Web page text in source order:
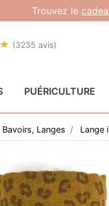
Trouvez le
(3235 avis)
PUÉRICULTURE
Bavoirs, Langes Lange